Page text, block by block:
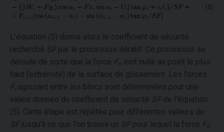
L'équation (5) donne alors le coefficient de sécurité
recherché SF par le processus itératif. Ce processus se
déroule de sorte que la force Fn soit nulle au point le plus
haut (extrémité) de la surface de glissement. Les forces
Fi agissant entre les blocs sont déterminées pour une
valeur donnée du coefficient de sécurité SF de l'équation
(5). Cette étape est répétée pour différentes valeurs de
SF jusqu'à ce que l'on trouve un SF pour lequel la force F0